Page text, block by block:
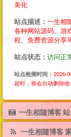
美化
站点描述： 一生相
各种网站源码、游
程、免费资源分享
站点状态： 访问正
站点检测时间： 2026-
超时，将会自动删除收
一生相随博客 站
一生相随博客